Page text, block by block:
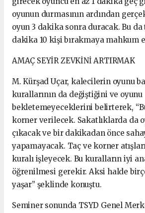
oyunun durmasının ardından
oyun 3 dakika sonra duracak. Bu da
dakika 10 kişi bırakmaya mahkum
AMAÇ SEYİR ZEVKİNİ ARTIRMAK
M. Kürşad Uçar, kalecilerin oyunu
kurallarının da değiştiğini ve oyunu
bekletemeyeceklerini belirterek,
korner verilecek. Sakatlıklarda da
çıkacak ve bir dakikadan önce
yapamayacak. Taç ve korner
kuralı işleyecek. Bu kuralların iyi
öğrenilmesi gerekir. Aksi halde
yaşar” şeklinde konuştu.
Seminer sonunda TSYD Genel